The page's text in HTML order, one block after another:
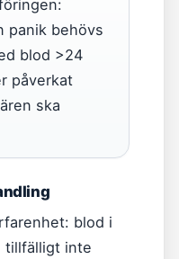
panik behövs
blod >24
påverkat
ska
blod i
tillfälligt inte